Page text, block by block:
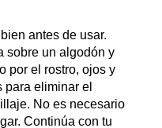
antes de usar.
sobre un algodón y
por el rostro, ojos y
para eliminar el
No es necesario
Continúa con tu